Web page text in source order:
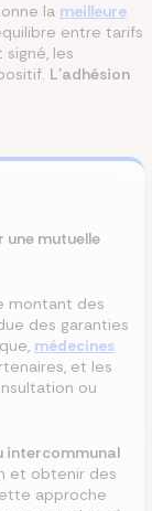
la meilleure
entre tarifs
les
L'adhésion
une mutuelle
montant des
des garanties
médecines
et les
ou
intercommunal
et obtenir des
approche